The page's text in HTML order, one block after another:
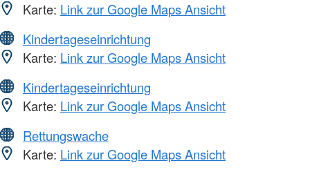
Karte: Link zur Google Maps Ansicht
Kindertageseinrichtung
Karte: Link zur Google Maps Ansicht
Kindertageseinrichtung
Karte: Link zur Google Maps Ansicht
Rettungswache
Karte: Link zur Google Maps Ansicht